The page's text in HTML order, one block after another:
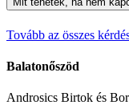
Tovább az összes
Balatonőszöd
Androsics Birtok és